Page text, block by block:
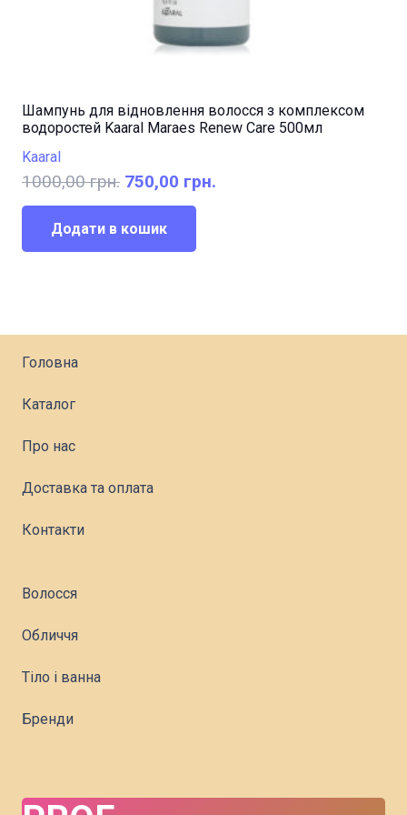
Шампунь для відновлення волосся з комплексом
водоростей Kaaral Maraes Renew Care 500мл
Kaaral
1000,00грн. Оригінальна
ціна:
1000,00 грн..
750,00 грн.
Додати в кошик
Головна
Каталог
Про нас
Доставка та оплата
Контакти
Волосся
Обличчя
Тіло і ванна
Бренди